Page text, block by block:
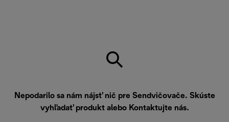
Nepodarilo sa nám nájsť nič pre Sendvičovače. Skúste
vyhľadať produkt alebo Kontaktujte nás.